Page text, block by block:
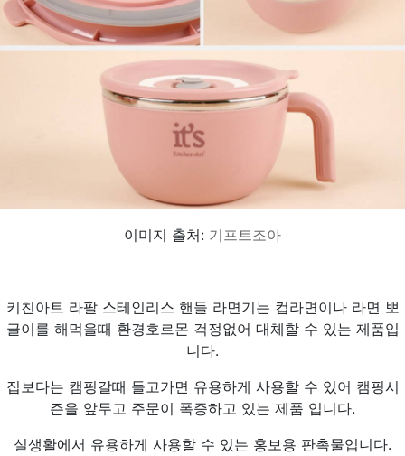
이미지 출처: 기프트조아
키친아트 라팔 스테인리스 핸들 라면기는 컵라면이나 라면 뽀
글이를 해먹을때 환경호르몬 걱정없어 대체할 수 있는 제품입
니다.
집보다는 캠핑갈때 들고가면 유용하게 사용할 수 있어 캠핑시
즌을 앞두고 주문이 폭증하고 있는 제품 입니다.
실생활에서 유용하게 사용할 수 있는 홍보용 판촉물입니다.